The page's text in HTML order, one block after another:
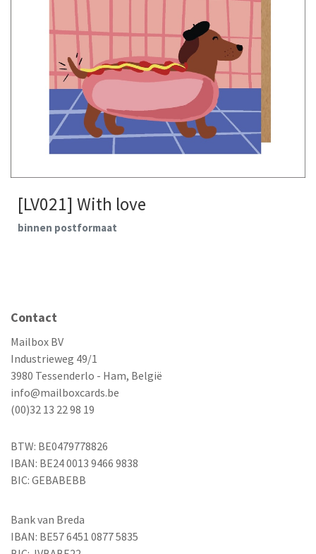
[LV021] With love
binnen postformaat
Contact
Mailbox BV
Industrieweg 49/1
3980 Tessenderlo - Ham, België
info@mailboxcards.be
(00)32 13 22 98 19
BTW: BE0479778826
IBAN: BE24 0013 9466 9838
BIC: GEBABEBB
Bank van Breda
IBAN: BE57 6451 0877 5835